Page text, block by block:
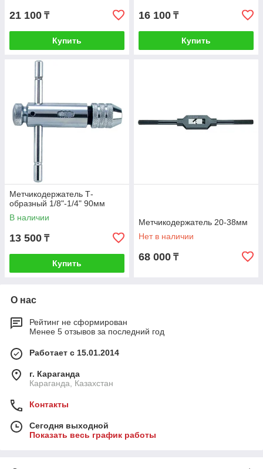
21 100 ₸
Купить
16 100 ₸
Купить
Метчикодержатель Т-
образный 1/8"-1/4" 90мм
В наличии
13 500 ₸
Купить
Метчикодержатель 20-38мм
Нет в наличии
68 000 ₸
О нас
Рейтинг не сформирован
Менее 5 отзывов за последний год
Работает с 15.01.2014
г. Караганда
Караганда, Казахстан
Контакты
Сегодня выходной
Показать весь график работы